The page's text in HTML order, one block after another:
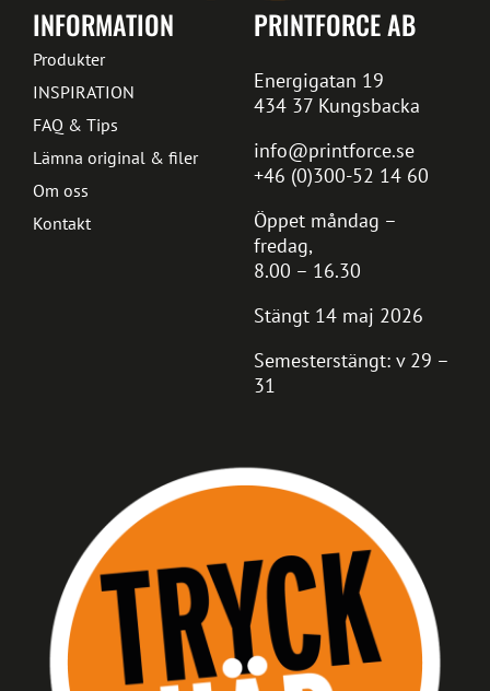
PRINTFORCE AB
Energigatan 19
434 37 Kungsbacka
info@printforce.se
+46 (0)300-52 14 60
Öppet måndag –
fredag,
8.00 – 16.30
Stängt 14 maj 2026
Semesterstängt: v 29 –
31
INFORMATION
Produkter
INSPIRATION
FAQ & Tips
Lämna original & filer
Om oss
Kontakt